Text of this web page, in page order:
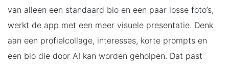
van alleen een standaard bio en een paar losse foto’s,
werkt de app met een meer visuele presentatie. Denk
aan een profielcollage, interesses, korte prompts en
een bio die door AI kan worden geholpen. Dat past